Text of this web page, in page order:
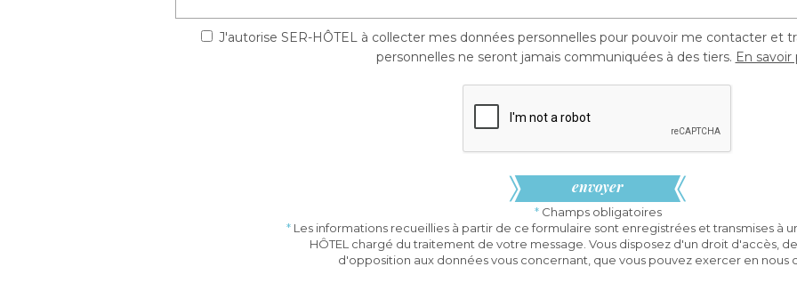
J'autorise SER-HÔTEL à collecter mes données personnelles pour pouvoir me contacter et
personnelles ne seront jamais communiquées à des tiers. En savoir
*Champs obligatoires
*Les informations recueillies à partir de ce formulaire sont enregistrées et transmises à
HÔTEL chargé du traitement de votre message. Vous disposez d'un droit d'accès,
d'opposition aux données vous concernant, que vous pouvez exercer en nous